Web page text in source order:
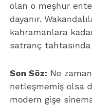
olan o meşhur
dayanır.
kahramanlara
satranç
Son Söz: Ne
netleşmemiş olsa
modern gişe